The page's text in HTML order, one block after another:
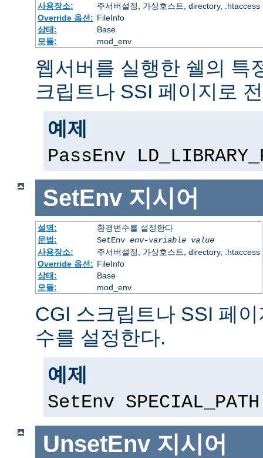
사용장소:
주서버설정, 가상호스트, directory, .htaccess
Override 옵션: FileInfo
상태:
Base
모듈:
mod_env
웹서버를 실행한 쉘의 특
크립트나 SSI 페이지로
예제
PassEnv
SetEnv 지시어
설명:
환경변수를 설정한다
문법:
SetEnv env-variable value
사용장소:
주서버설정, 가상호스트, directory, .htaccess
Override 옵션: FileInfo
상태:
Base
모듈:
mod_env
CGI 스크립트나 SSI 페
수를 설정한다.
예제
SetEnv
UnsetEnv 지시어